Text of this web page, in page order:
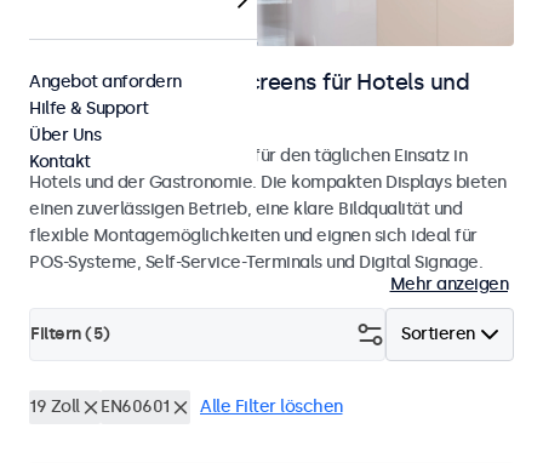
Monitore und Touchscreens für Hotels und
Gastronomie
Monitore und Touchscreens für den täglichen Einsatz in
Hotels und der Gastronomie. Die kompakten Displays bieten
einen zuverlässigen Betrieb, eine klare Bildqualität und
flexible Montagemöglichkeiten und eignen sich ideal für
POS-Systeme, Self-Service-Terminals und Digital Signage.
Mehr anzeigen
Sortieren
Filtern (5)
19 Zoll EN60601 Alle Filter löschen
Angebot anfordern
Hilfe & Support
Über Uns
Kontakt